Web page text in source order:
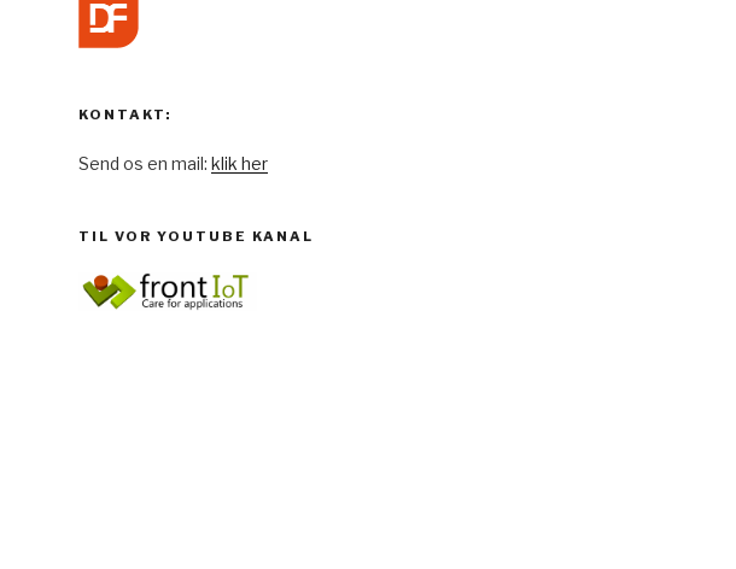
KONTAKT:
Send os en mail: klik her
TIL VOR YOUTUBE KANAL